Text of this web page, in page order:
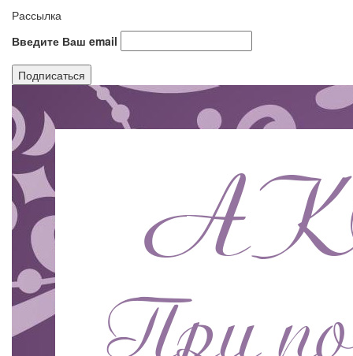
Рассылка
Введите Ваш email